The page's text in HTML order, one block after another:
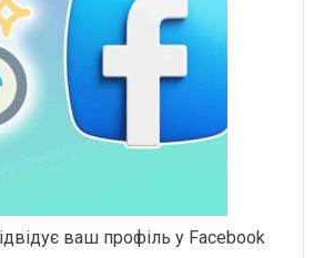
ваш профіль у Facebook